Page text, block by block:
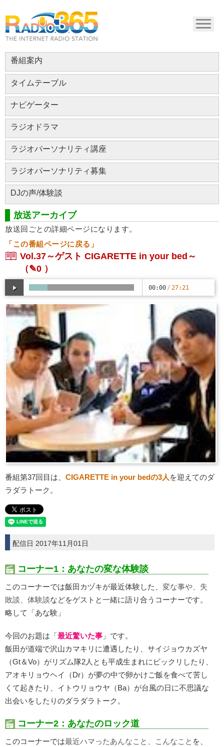
番組案内
タイムテーブル
ナビゲーター
ラジオドラマ
ラジオパーソナリティ講座
ラジオパーソナリティ募集
DJの声/体験談
放送アーカイブ
放送回ごとの詳細ページになります。
「この番組ページに戻る」
Vol.37～ゲスト CIGARETTE in your bed～
（✎0 ）
00:00 / 27:21
番組第37回目は、 CIGARETTE in your bedの3人 を迎えてのダ
ラダラトーク。
配信日 2017年11月01日
コーナー1：あなたの変な体験談
このコーナーでは飯田カヅキが最近体験した、 変な事や、失
敗談、体験談などをゲストと一緒に語り合うコーナーです。
略して「あな験」
今回のお題は「最近驚いた事 」です。
飯田が道端で沢山カマキリに遭遇したり、サイジョウカズヤ
（Gt＆Vo）がリズム隊2人とも平成生まれにビックリしたり、
アオキリョウヘイ（Dr）が夢の中で卵かけご飯を食べて苦し
くて起きたり、イトウリョウヤ（Ba）が台風の日に不思議な
出会いをしたりのダラダラトーク。
コーナー2：あなたのロック道
このコーナーでは最近ハマったあんなこと、こんなこと を、